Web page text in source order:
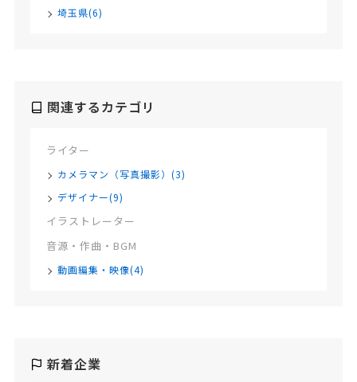
埼玉県(6)
関連するカテゴリ
ライター
カメラマン（写真撮影）(3)
デザイナー(9)
イラストレーター
音源・作曲・BGM
動画編集・映像(4)
新着企業